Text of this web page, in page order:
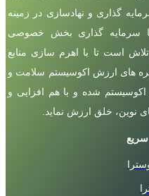
سال 1402 با هدف سرمایه گذاری و نهادسازی در زمینه
سرمایه گذاری بخش خصوصی
است تا با اهرم سازی منابع
های ارزش اکوسیستم سلامت و
شده و با هم افزایی و
نوین، خلق ارزش نماید.